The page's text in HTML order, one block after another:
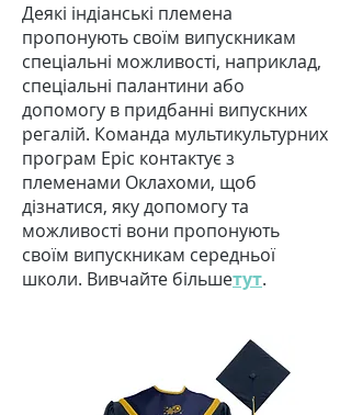
Деякі індіанські племена
пропонують своїм випускникам
спеціальні можливості, наприклад,
спеціальні палантини або
допомогу в придбанні випускних
регалій. Команда мультикультурних
програм Epic контактує з
племенами Оклахоми, щоб
дізнатися, яку допомогу та
можливості вони пропонують
своїм випускникам середньої
школи. Вивчайте більшетут.